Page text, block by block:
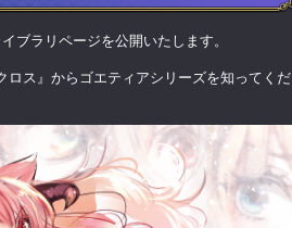
ブラリページを公開いたします。
ロス』からゴエティアシリーズを知ってくだ